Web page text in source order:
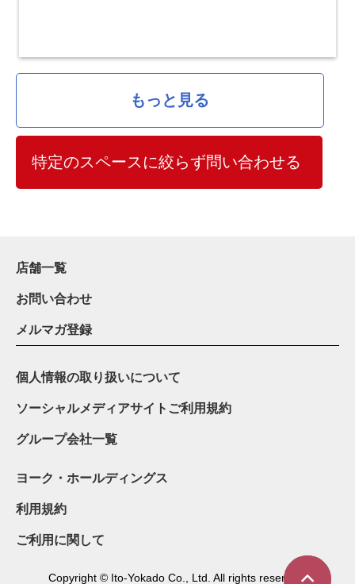
もっと見る
特定のスペースに絞らず問い合わせる
店舗一覧
お問い合わせ
メルマガ登録
個人情報の取り扱いについて
ソーシャルメディアサイトご利用規約
グループ会社一覧
ヨーク・ホールディングス
利用規約
ご利用に関して
Copyright © Ito-Yokado Co., Ltd. All rights reserved.